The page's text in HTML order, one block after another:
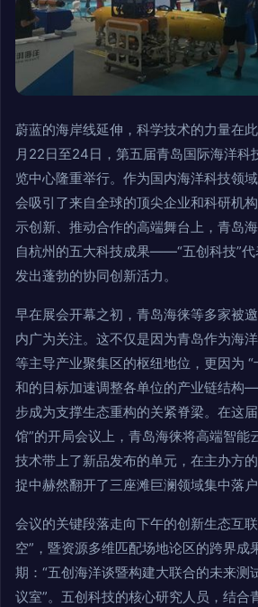
蔚蓝的海岸线延伸，科学技术的力量在
月22日至24日，第五届青岛国际海洋科
览中心隆重举行。作为国内海洋科技领
会吸引了来自全球的顶尖企业和科研机
示创新、推动合作的高端舞台上，青岛
自杭州的五大科技成果——“五创科技”
发出蓬勃的协同创新活力。
早在展会开幕之初，青岛海徕等多家被
内广为关注。这不仅是因为青岛作为海
等主导产业聚集区的枢纽地位，更因为 “
和的目标加速调整各单位的产业链结
步成为支撑生态重构的关紧脊梁。在这
馆”的开局会议上，青岛海徕将高端智能
技术带上了新品发布的单元，在主办方
捉中赫然翻开了三座滩巨澜领域集中落户
会议的关键段落走向下午的创新生态互
空”，暨资源多维匹配场地论区的跨界成
期：“五创海洋谈暨构建大联合的未来测
议室”。五创科技的核心研究人员，结合